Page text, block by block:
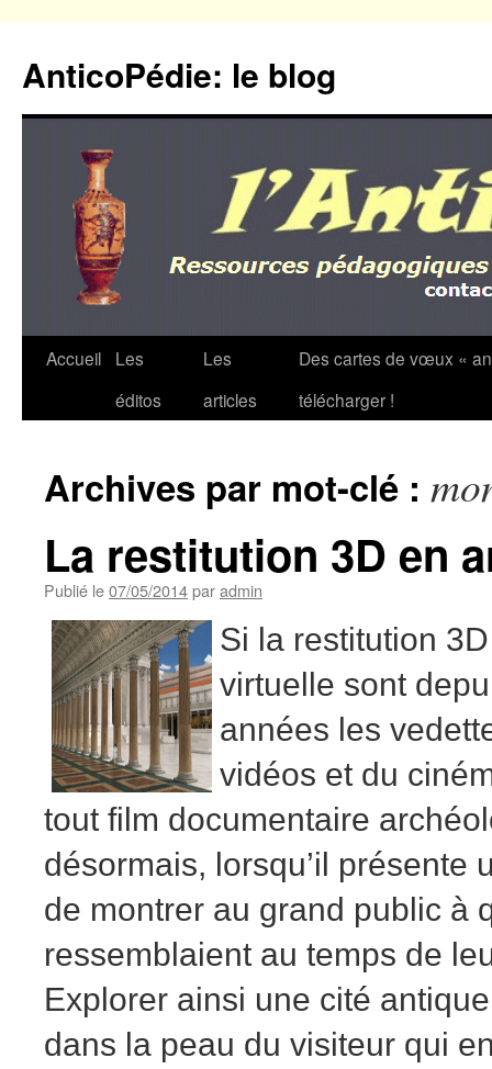
contenu
AnticoPédie: le blog
Accueil
Les
éditos
Les
articles
Des cartes de vœux «
télécharger !
Archives par mot-clé :
La restitution 3D en
Publié le07/05/2014paradmin
Si la restitution
virtuelle sont
années les
vidéos et du
tout film documentaire
désormais, lorsqu’il présente
de montrer au grand public à
ressemblaient au temps de
Explorer ainsi une cité
dans la peau du visiteur qui